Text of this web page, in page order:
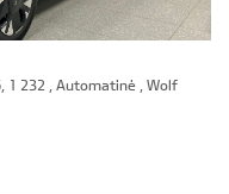
1 232 , Automatinė , Wolf